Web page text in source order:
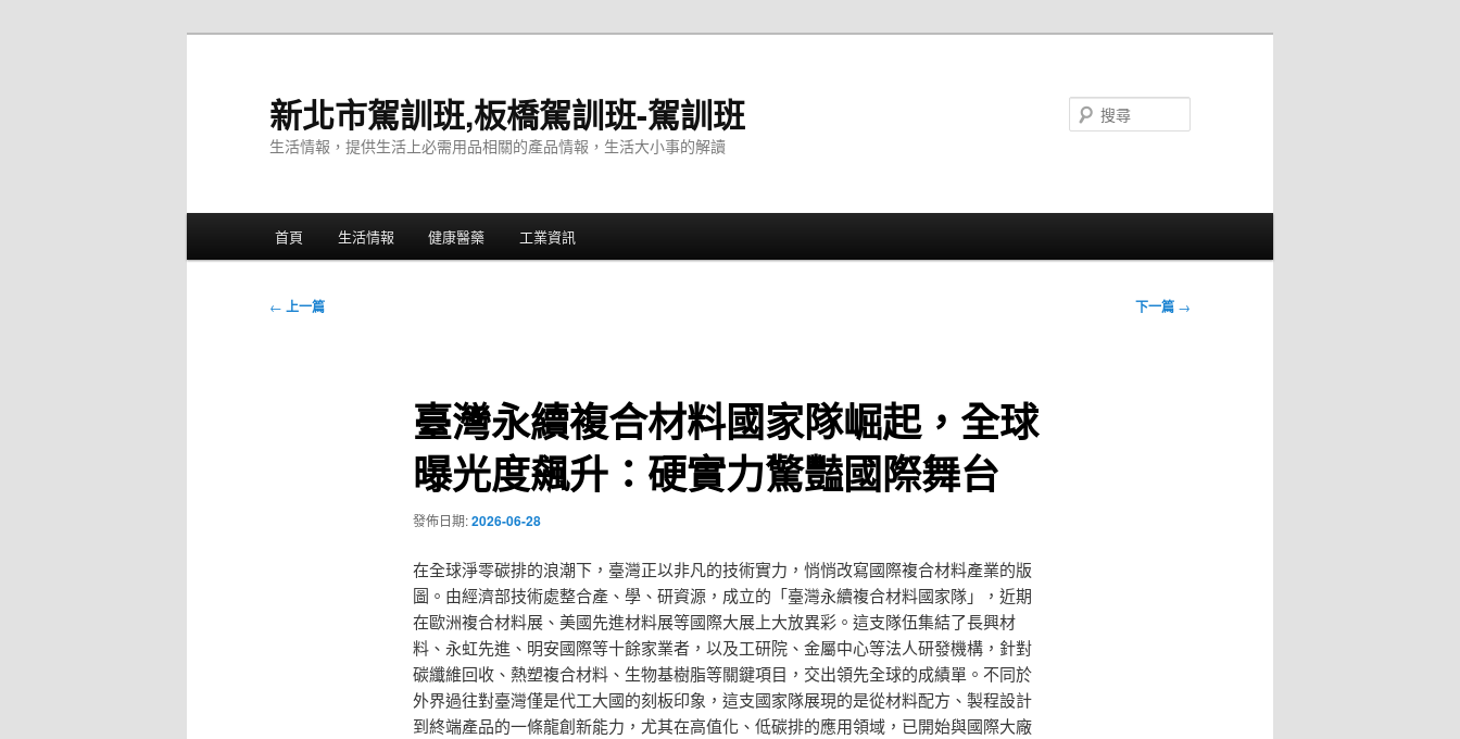
新北市駕訓班,板橋駕訓班-駕訓班
生活情報，提供生活上必需用品相關的產品情報，生活大小事的解讀
首頁 生活情報 健康醫藥 工業資訊
文
← 上一篇 下一篇 →
臺灣永續複合材料國家隊崛起，全球
曝光度飆升：硬實力驚豔國際舞台
發佈日期:2026-06-28
在全球淨零碳排的浪潮下，臺灣正以非凡的技術實力，悄悄改寫國際複合材料產業的版
圖。由經濟部技術處整合產、學、研資源，成立的「臺灣永續複合材料國家隊」，近期
在歐洲複合材料展、美國先進材料展等國際大展上大放異彩。這支隊伍集結了長興材
料、永虹先進、明安國際等十餘家業者，以及工研院、金屬中心等法人研發機構，針對
碳纖維回收、熱塑複合材料、生物基樹脂等關鍵項目，交出領先全球的成績單。不同於
外界過往對臺灣僅是代工大國的刻板印象，這支國家隊展現的是從材料配方、製程設計
到終端產品的一條龍創新能力，尤其在高值化、低碳排的應用領域，已開始與國際大廠